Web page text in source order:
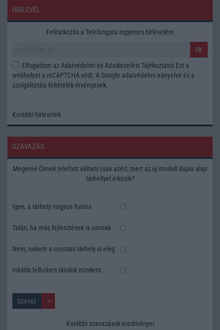
HÍRLEVÉL
Feliratkozás a Telefonguru ingyenes hírlevelére
OK
Elfogadom az Adatvédelmi és Adatkezelési Tájékoztatót Ezt a
webhelyet a reCAPTCHA védi. A Google adatvédelmi irányelve és a
szolgáltatási feltételek érvényesek.
Korábbi hírlevelek
SZAVAZÁS
Megérné Önnek telefont váltani csak azért, mert az új modell dupla alap
tárhellyel érkezik?
Igen, a tárhely nagyon fontos
Talán, ha más fejlesztések is vannak
Nem, nekem a mostani tárhely is elég
Inkább felhőben tárolok mindent
Korábbi szavazások eredményei